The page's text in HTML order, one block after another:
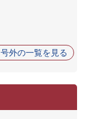
号外の一覧を見る